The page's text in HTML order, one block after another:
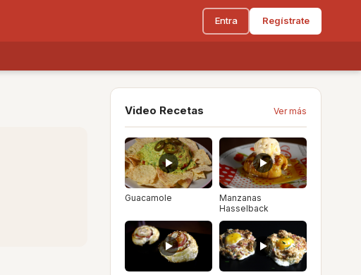
Entra Regístrate
Video Recetas Ver más
Guacamole
Manzanas
Hasselback